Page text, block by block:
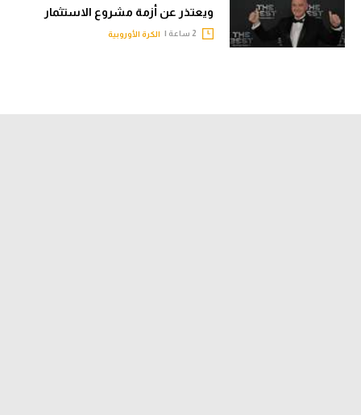
ويعتذر عن أزمة مشروع الاستثمار
الكرة الأوروبية